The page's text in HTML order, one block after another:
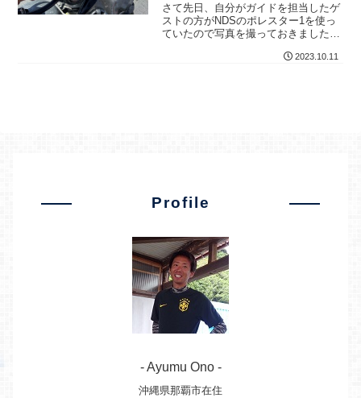
さて先日、自分がガイドを担当したゲ
ストの方がNDSのポレスター1を使っ
ていたので写真を撮っておきました。
2023.10.11
Profile
- Ayumu Ono -
沖縄県那覇市在住